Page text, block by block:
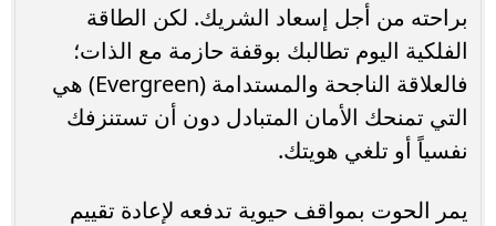
براحته من أجل إسعاد الشريك. لكن الطاقة
الفلكية اليوم تطالبك بوقفة حازمة مع الذات؛
فالعلاقة الناجحة والمستدامة (Evergreen) هي
التي تمنحك الأمان المتبادل دون أن تستنزفك
نفسياً أو تلغي هويتك.
يمر الحوت بمواقف حيوية تدفعه لإعادة تقييم